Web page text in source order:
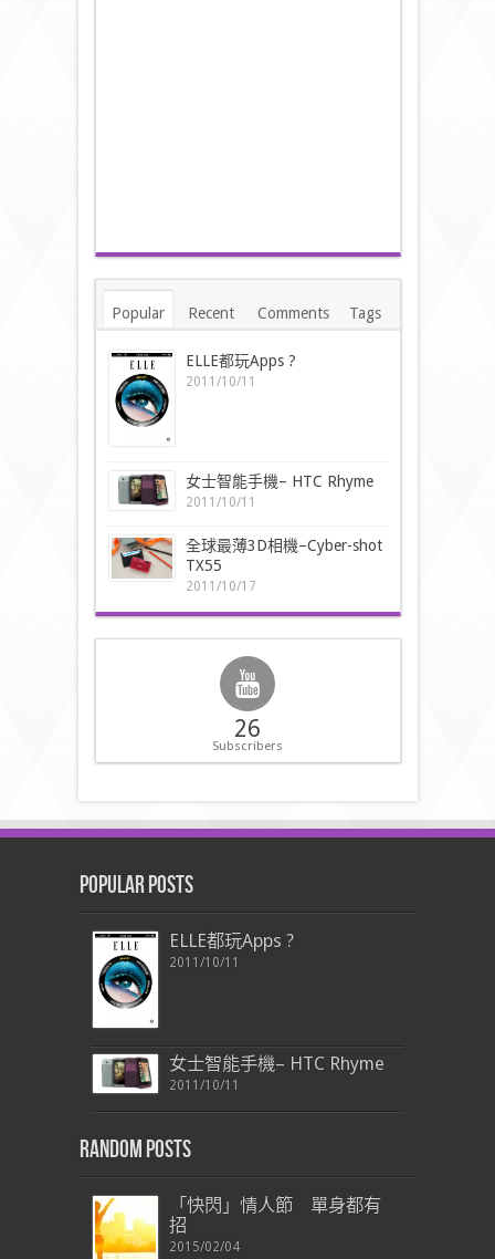
Popular Recent Comments Tags
ELLE都玩Apps ?
2011/10/11
女士智能手機– HTC Rhyme
2011/10/11
全球最薄3D相機–Cyber-shot
TX55
2011/10/17
26
Subscribers
Popular Posts
ELLE都玩Apps ?
2011/10/11
女士智能手機– HTC Rhyme
2011/10/11
Random Posts
「快閃」情人節 單身都有
招
2015/02/04